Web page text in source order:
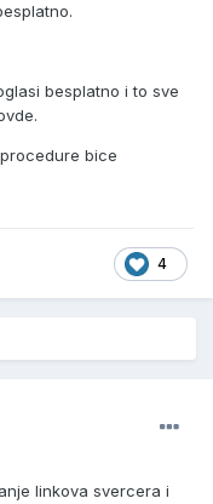
besplatno i to sve
bice
4
linkova svercera i